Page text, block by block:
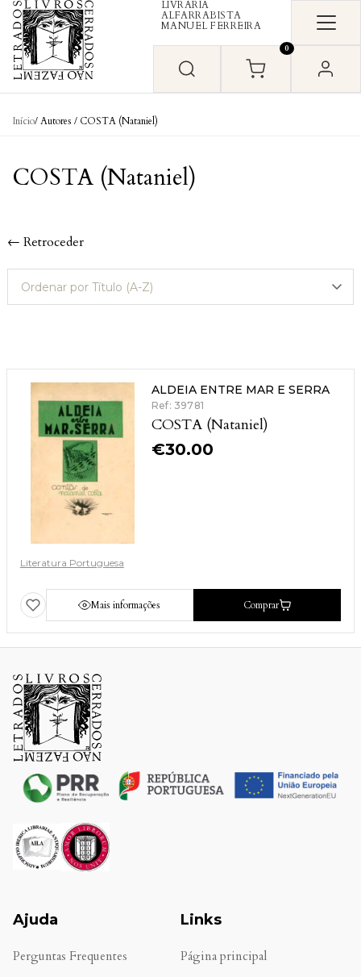
Skip to content
LIVRARIA
ALFARRABISTA
MANUEL FERREIRA
0
Início/ Autores / COSTA (Nataniel)
COSTA (Nataniel)
← Retroceder
ALDEIA ENTRE MAR E SERRA
Ref: 39781
COSTA (Nataniel)
€30.00
Literatura Portuguesa
Mais informações Comprar
Ajuda
Perguntas Frequentes
Links
Página principal